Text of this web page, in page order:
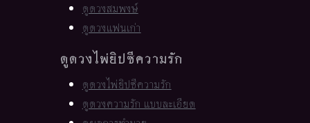
ดูดวงสมพงษ์
ดูดวงแฟนเก่า
ดูดวงไพ่ยิปซีความรัก
ดูดวงไพ่ยิปซีความรัก
ดูดวงความรัก แบบละเอียด